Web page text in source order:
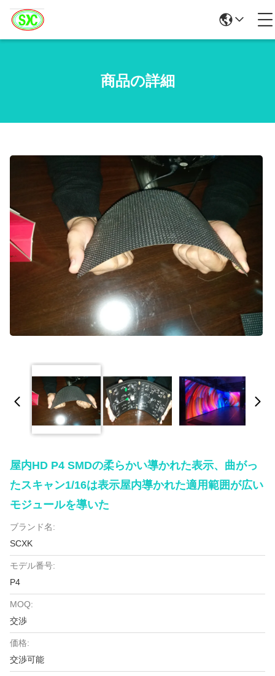
商品の詳細
屋内HD P4 SMDの柔らかい導かれた表示、曲がっ
たスキャン1/16は表示屋内導かれた適用範囲が広い
モジュールを導いた
ブランド名:
SCXK
モデル番号:
P4
MOQ:
交渉
価格:
交渉可能